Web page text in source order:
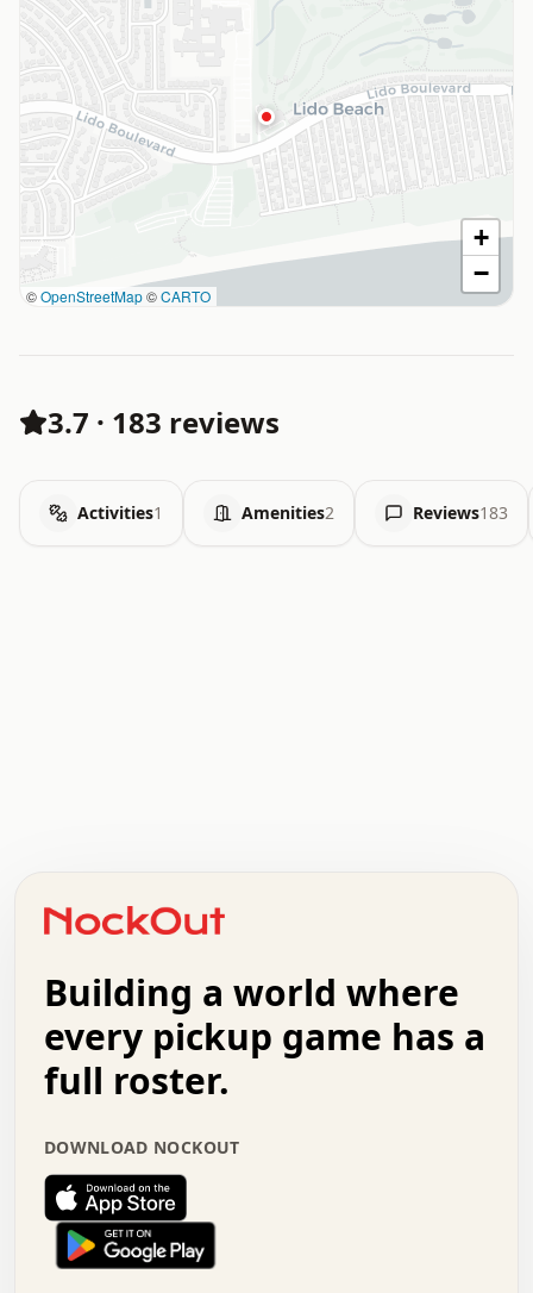
©OpenStreetMap©CARTO
+
−
3.7 · 183 reviews
Activities1 Amenities2 Reviews183
+   .   .   .   .   .   .   .   .   .   +   .   .
.   .   .   .   .   .   .   .   .   .   .   :   .
.   .   .   .   +   .   .   .   .   .   .   .   +
.   :   .   .   .   .   .   .   .   .   o   .   .
.   .   x   .   .   .   .   .   .   :   .   .   o
.   .   .   .   :   .   .   .   .   o   .   .   .
.   .   .   .   .   .   .   :   .   .   .   .   .
.   .   .   .   .   .   .   +   .   .   x   .   .
.   .   .   .   .   :   +   .   .   .   .   .   o
.   .   .   .   .   .   .   .   .   .   .   .   .
.   .   :   o   .   .   .   .   .   .   .   +   .
.   o   .   .   .   .   x   .   .   .   .   .   .
Building a world where
every pickup game has a
full roster.
DOWNLOAD NOCKOUT